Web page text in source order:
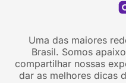
Uma das maiores
Brasil. Somos
compartilhar nossas
dar as melhores dicas